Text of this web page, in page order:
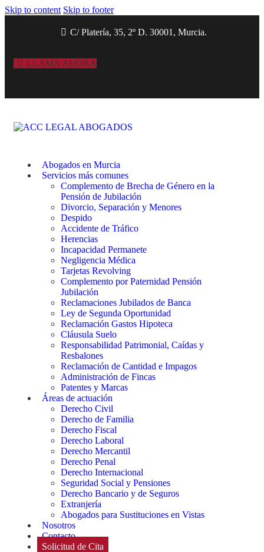
Skip to content Skip to footer
C/ Platería, 35, 2º D. 30001, Murcia.
LLAMA AHORA
Abogados en Murcia
Servicios más comunes
Complemento de Brecha de Género en la
Pensión de Jubilación
Divorcio, Separación y Menores
Despido
Accidente de Tráfico
Herencias
Incapacidad Permanete
Negligencia Médica
Tarjetas Revolving
Complemento por Paternidad Pensión
Jubilación
Reclamaciones Jubilados de Banca
Ley de Segunda Oportunidad
Reclamación Gastos Hipoteca
Cláusula Suelo
Responsabilidad Patrimonial, Caídas y
Resbalones
Reclamación de Cantidad e Impagos
Administración de Fincas
Patentes y Marcas
Áreas de actuación
Derecho Civil
Derecho de Familia
Derecho Fiscal
Derecho Laboral
Derecho Mercantil
Derecho Penal
Derecho Internacional
Seguridad Social y Pensiones
Derecho Bancario y de Seguros
Extranjería
Abogados para Sustituciones en Vistas
Nosotros
Contacto
Solicitud de Cita